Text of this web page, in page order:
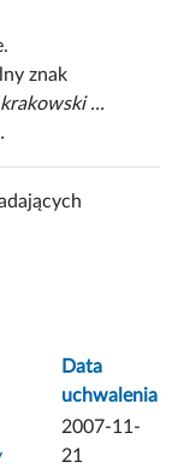
znak
...
Data
uchwalenia
2007-11-
21